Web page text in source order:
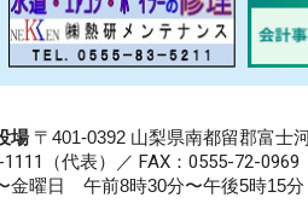
場〒401-0392 山梨県南都留郡富士
（代表）／ FAX：0555-72-0969
金曜日 午前8時30分〜午後5時15分